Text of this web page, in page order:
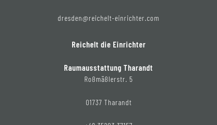
dresden@reichelt-einrichter.com
Reichelt die Einrichter
Raumausstattung Tharandt
Roßmäßlerstr. 5
01737 Tharandt